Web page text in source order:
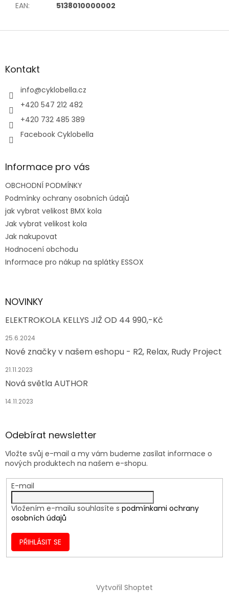
EAN: 5138010000002
Z
aKontakt
info@cyklobella.cz
+420 547 212 482
+420 732 485 389
Facebook Cyklobella
Informace pro vás
OBCHODNÍ PODMÍNKY
Podmínky ochrany osobních údajů
jak vybrat velikost BMX kola
Jak vybrat velikost kola
Jak nakupovat
Hodnocení obchodu
Informace pro nákup na splátky ESSOX
NOVINKY
ELEKTROKOLA KELLYS JIŽ OD 44 990,-Kč
25.6.2024
Nové značky v našem eshopu - R2, Relax, Rudy Project
21.11.2023
Nová světla AUTHOR
14.11.2023
Odebírat newsletter
Vložte svůj e-mail a my vám budeme zasílat informace o
nových produktech na našem e-shopu.
E-mail
Vložením e-mailu souhlasíte s podmínkami ochrany
osobních údajů
PŘIHLÁSIT SE
Vytvořil Shoptet